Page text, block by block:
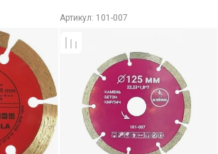
Артикул: 101-007